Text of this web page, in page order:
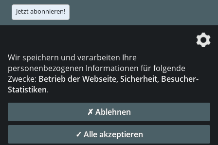
Jetzt abonnieren!
© 2026 DVS Media GmbH
Datenschutzeinstellungen
Wir speichern und verarbeiten Ihre
personenbezogenen Informationen für folgende
Zwecke: Betrieb der Webseite, Sicherheit, Besucher-
Statistiken.
✗ Ablehnen
✓ Alle akzeptieren